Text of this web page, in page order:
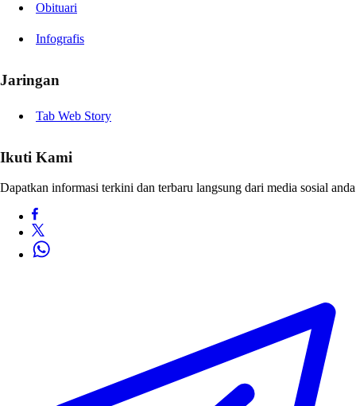
Obituari
Infografis
Jaringan
Tab Web Story
Ikuti Kami
Dapatkan informasi terkini dan terbaru langsung dari media sosial anda